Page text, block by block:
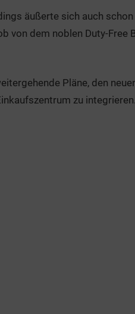
äußerte sich auch
von dem noblen Duty-Free
Pläne, den
zu integrieren.